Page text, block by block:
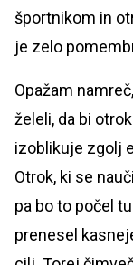
športnikom in
je zelo
Opažam
želeli, da bi
izoblikuje zgolj
Otrok, ki se
pa bo to počel
prenesel